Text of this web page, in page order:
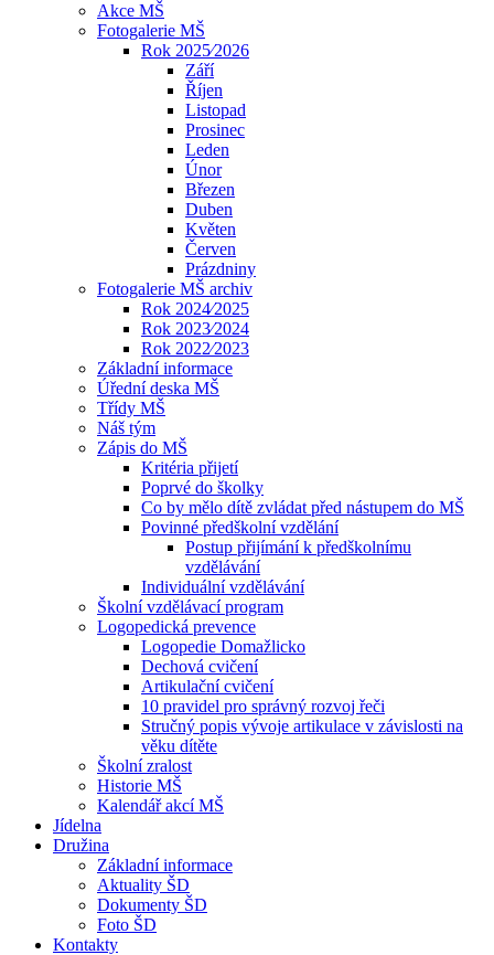
Akce MŠ
Fotogalerie MŠ
Rok 2025⁄2026
Září
Říjen
Listopad
Prosinec
Leden
Únor
Březen
Duben
Květen
Červen
Prázdniny
Fotogalerie MŠ archiv
Rok 2024⁄2025
Rok 2023⁄2024
Rok 2022⁄2023
Základní informace
Úřední deska MŠ
Třídy MŠ
Náš tým
Zápis do MŠ
Kritéria přijetí
Poprvé do školky
Co by mělo dítě zvládat před nástupem do MŠ
Povinné předškolní vzdělání
Postup přijímání k předškolnímu
vzdělávání
Individuální vzdělávání
Školní vzdělávací program
Logopedická prevence
Logopedie Domažlicko
Dechová cvičení
Artikulační cvičení
10 pravidel pro správný rozvoj řeči
Stručný popis vývoje artikulace v závislosti na
věku dítěte
Školní zralost
Historie MŠ
Kalendář akcí MŠ
Jídelna
Družina
Základní informace
Aktuality ŠD
Dokumenty ŠD
Foto ŠD
Kontakty